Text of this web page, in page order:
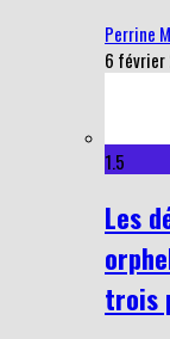
Perrine
6 février
1.5
Les
trois